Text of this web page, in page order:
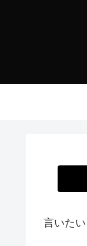
言いた